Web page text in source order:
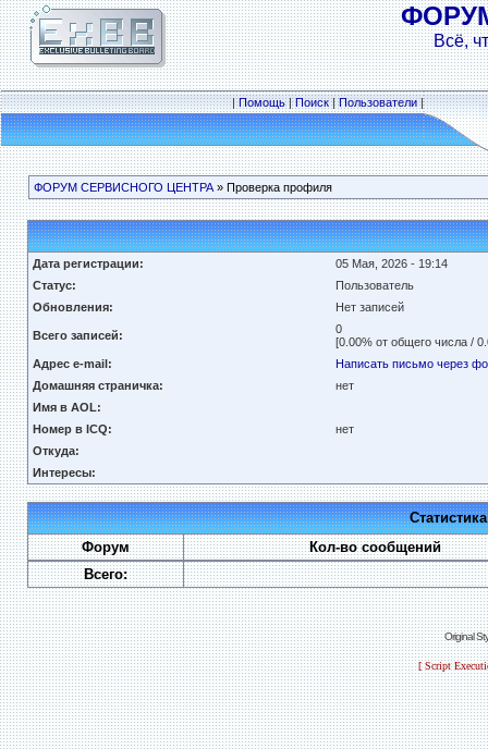
Всё,
|Помощь|Поиск|Пользователи|
ФОРУМ СЕРВИСНОГО ЦЕНТРА» Проверка профиля
Дата регистрации:
05 Мая, 2026 - 19:14
Статус:
Пользователь
Обновления:
Нет записей
Всего записей:
0
[0.00% от общего числа /
Адрес e-mail:
Написать письмо через
Домашняя страничка:
нет
Имя в AOL:
Номер в ICQ:
нет
Откуда:
Интересы:
Форум
Кол-во сообщений
Всего:
Original
[ Script